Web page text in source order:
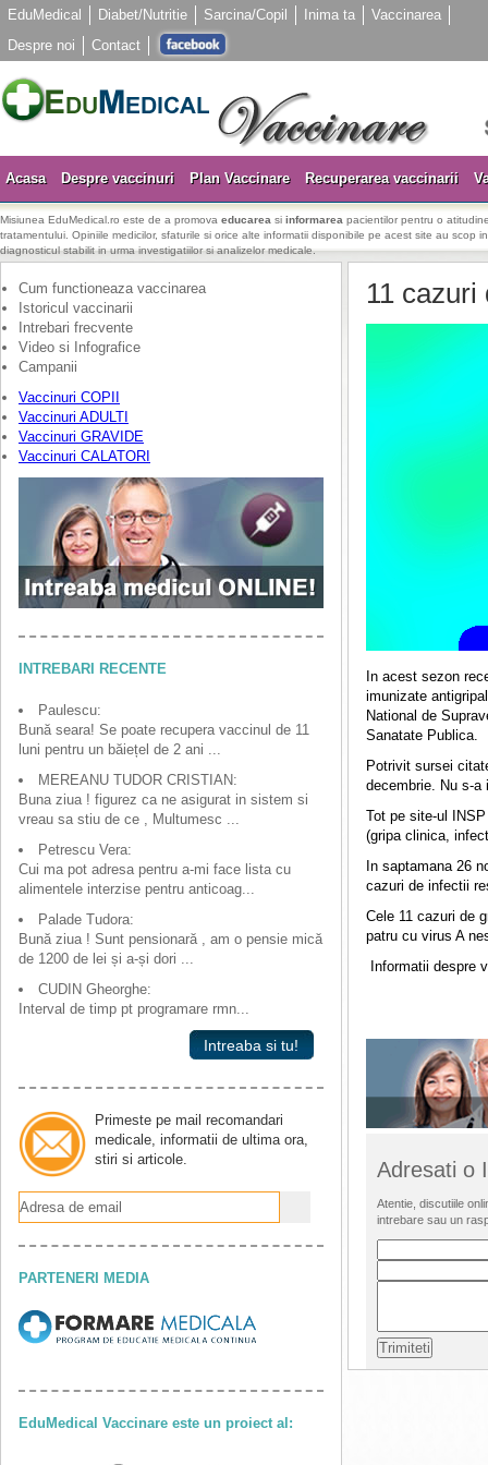
EduMedical Diabet/Nutritie Sarcina/Copil Inima ta
Vaccinarea
Despre noi
Contact
Acasa Despre vaccinuri Plan Vaccinare Recuperarea vaccinarii
Misiunea EduMedical.ro este de a promova educarea si informarea pacientilor pentru o
tratamentului. Opiniile medicilor, sfaturile si orice alte informatii disponibile pe acest site au scop
diagnosticul stabilit in urma investigatiilor si analizelor medicale.
Cum functioneaza vaccinarea
Istoricul vaccinarii
Intrebari frecvente
Video si Infografice
Campanii
Vaccinuri COPII
Vaccinuri ADULTI
Vaccinuri GRAVIDE
Vaccinuri CALATORI
INTREBARI RECENTE
Paulescu:
Bună seara! Se poate recupera vaccinul de 11
luni pentru un băiețel de 2 ani ...
MEREANU TUDOR CRISTIAN:
Buna ziua ! figurez ca ne asigurat in sistem si
vreau sa stiu de ce , Multumesc ...
Petrescu Vera:
Cui ma pot adresa pentru a-mi face lista cu
alimentele interzise pentru anticoag...
Palade Tudora:
Bună ziua ! Sunt pensionară , am o pensie mică
de 1200 de lei și a-și dori ...
CUDIN Gheorghe:
Interval de timp pt programare rmn...
Intreaba si tu!
Primeste pe mail recomandari
medicale, informatii de ultima ora,
stiri si articole.
PARTENERI MEDIA
EduMedical Vaccinare este un proiect al:
11
In acest sezon
imunizate
National de
Sanatate Publica.
Potrivit sursei
decembrie. Nu s-a
Tot pe site-ul
(gripa clinica,
In saptamana 26
cazuri de infectii
Cele 11 cazuri de
patru cu virus A
Informatii despre
Adresati o
Atentie, discutiile
intrebare sau un